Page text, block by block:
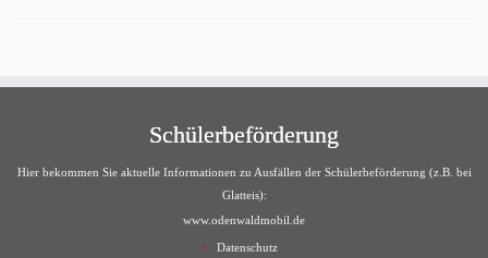
Schülerbeförderung
Hier bekommen Sie aktuelle Informationen zu Ausfällen der Schülerbeförderung (z.B. bei
Glatteis):
www.odenwaldmobil.de
Datenschutz